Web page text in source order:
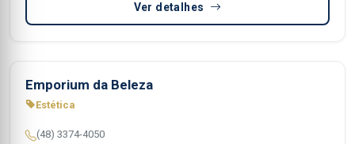
Ver detalhes
Emporium da Beleza
Estética
(48) 3374-4050